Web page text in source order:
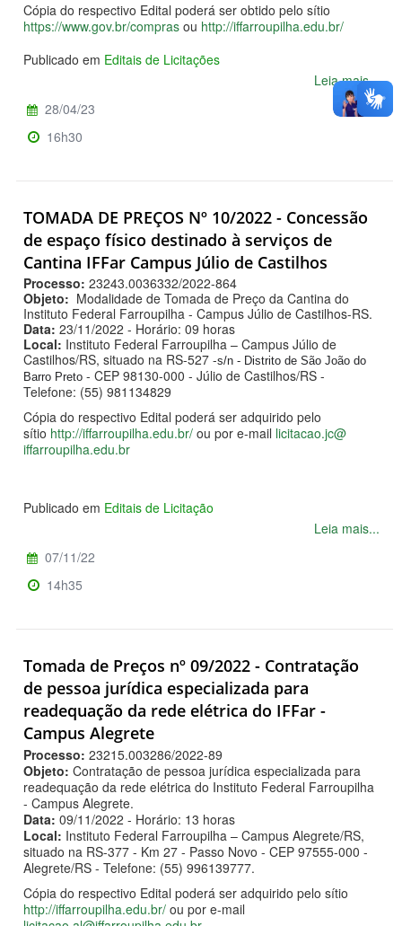
Cópia do respectivo Edital poderá ser obtido pelo sítio
https://www.gov.br/compras ou http://iffarroupilha.edu.br/
Publicado em Editais de Licitações
Leia mais...
28/04/23
16h30
TOMADA DE PREÇOS Nº 10/2022 - Concessão
de espaço físico destinado à serviços de
Cantina IFFar Campus Júlio de Castilhos
Processo: 23243.0036332/2022-864
Objeto: Modalidade de Tomada de Preço da Cantina do
Instituto Federal Farroupilha - Campus Júlio de Castilhos-RS.
Data: 23/11/2022 - Horário: 09 horas
Local: Instituto Federal Farroupilha – Campus Júlio de
Castilhos/RS, situado na RS-527 -s/n - Distrito de São João do
Barro Preto - CEP 98130-000 - Júlio de Castilhos/RS -
Telefone: (55) 981134829
Cópia do respectivo Edital poderá ser adquirido pelo
sítio http://iffarroupilha.edu.br/ ou por e-mail licitacao.jc@
iffarroupilha.edu.br
Publicado em Editais de Licitação
Leia mais...
07/11/22
14h35
Tomada de Preços nº 09/2022 - Contratação
de pessoa jurídica especializada para
readequação da rede elétrica do IFFar -
Campus Alegrete
Processo: 23215.003286/2022-89
Objeto: Contratação de pessoa jurídica especializada para
readequação da rede elétrica do Instituto Federal Farroupilha
- Campus Alegrete.
Data: 09/11/2022 - Horário: 13 horas
Local: Instituto Federal Farroupilha – Campus Alegrete/RS,
situado na RS-377 - Km 27 - Passo Novo - CEP 97555-000 -
Alegrete/RS - Telefone: (55) 996139777.
Cópia do respectivo Edital poderá ser adquirido pelo sítio
http://iffarroupilha.edu.br/ ou por e-mail